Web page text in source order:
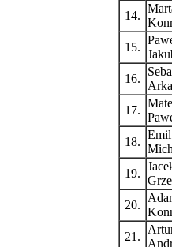
14.
15.
16.
17.
18.
19.
20.
21.